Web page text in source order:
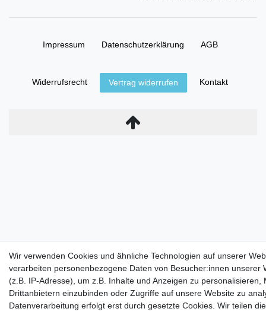
Wir verwenden Cookies und ähnliche Technologien auf unserer
verarbeiten personenbezogene Daten von Besucher:innen unserer
(z.B. IP-Adresse), um z.B. Inhalte und Anzeigen zu personalisieren,
Drittanbietern einzubinden oder Zugriffe auf unsere Website zu
Datenverarbeitung erfolgt erst durch gesetzte Cookies. Wir teilen
Impressum Daten­schutz­erklärung AGB
Widerrufs­recht Vertrag widerrufen Kontakt